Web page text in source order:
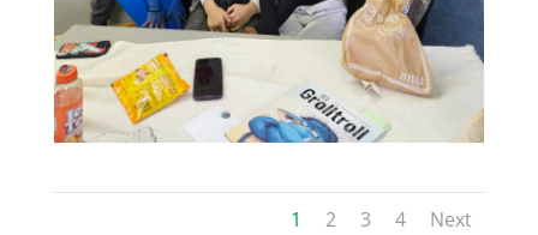
1 2 3 4 Next